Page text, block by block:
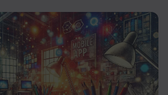
книг для
мобильных